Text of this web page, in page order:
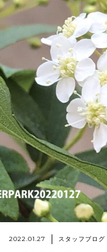
2022.01.27 スタッフブログ